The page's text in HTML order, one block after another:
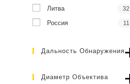
Литва 32
Россия 11
Дальность Обнаружения
Диаметр Объектива